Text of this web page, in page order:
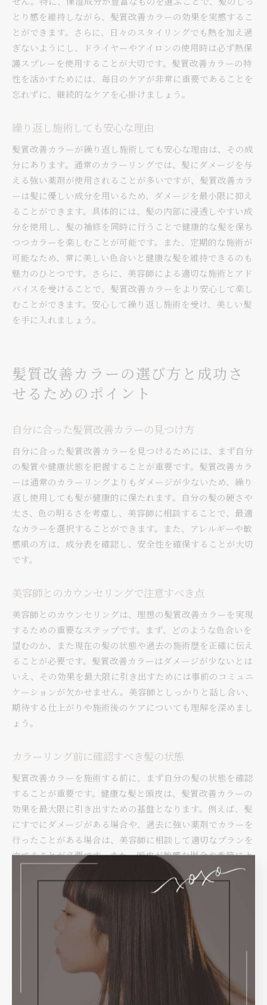
とり感を維持しながら、髪質改善カラーの効果を実感するこ
とができます。さらに、日々のスタイリングでも熱を加え過
ぎないようにし、ドライヤーやアイロンの使用時は必ず熱保
護スプレーを使用することが大切です。髪質改善カラーの特
性を活かすためには、毎日のケアが非常に重要であることを
忘れずに、継続的なケアを心掛けましょう。
繰り返し施術しても安心な理由
髪質改善カラーが繰り返し施術しても安心な理由は、その成
分にあります。通常のカラーリングでは、髪にダメージを与
える強い薬剤が使用されることが多いですが、髪質改善カラ
ーは髪に優しい成分を用いるため、ダメージを最小限に抑え
ることができます。具体的には、髪の内部に浸透しやすい成
分を使用し、髪の補修を同時に行うことで健康的な髪を保ち
つつカラーを楽しむことが可能です。また、定期的な施術が
可能なため、常に美しい色合いと健康な髪を維持できるのも
魅力のひとつです。さらに、美容師による適切な施術とアド
バイスを受けることで、髪質改善カラーをより安心して楽し
むことができます。安心して繰り返し施術を受け、美しい髪
を手に入れましょう。
髪質改善カラーの選び方と成功さ
せるためのポイント
自分に合った髪質改善カラーの見つけ方
自分に合った髪質改善カラーを見つけるためには、まず自分
の髪質や健康状態を把握することが重要です。髪質改善カラ
ーは通常のカラーリングよりもダメージが少ないため、繰り
返し使用しても髪が健康的に保たれます。自分の髪の硬さや
太さ、色の明るさを考慮し、美容師に相談することで、最適
なカラーを選択することができます。また、アレルギーや敏
感肌の方は、成分表を確認し、安全性を確保することが大切
です。
美容師とのカウンセリングで注意すべき点
美容師とのカウンセリングは、理想の髪質改善カラーを実現
するための重要なステップです。まず、どのような色合いを
望むのか、また現在の髪の状態や過去の施術歴を正確に伝え
ることが必要です。髪質改善カラーはダメージが少ないとは
いえ、その効果を最大限に引き出すためには事前のコミュニ
ケーションが欠かせません。美容師としっかりと話し合い、
期待する仕上がりや施術後のケアについても理解を深めまし
ょう。
カラーリング前に確認すべき髪の状態
髪質改善カラーを施術する前に、まず自分の髪の状態を確認
することが重要です。健康な髪と頭皮は、髪質改善カラーの
効果を最大限に引き出すための基盤となります。例えば、髪
にすでにダメージがある場合や、過去に強い薬剤でカラーを
行ったことがある場合は、美容師に相談して適切なプランを
立てることが必要です。また、頭皮が敏感な場合や季節によ
る変化を考慮し、事前にトリートメントを行うことで、カラ
ーの際のダメージを最小限に抑えることができます。このよ
うに自分の髪のコンディションを把握し、適切な準備を行う
ことで、髪質改善カラーの美しい色合いをより長く楽しむこ
とができるでしょう。
髪質改善カラーを成功させる美容室選び
髪質改善カラーを成功させるためには、美容室選びが非常に